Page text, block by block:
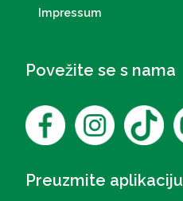
Impressum
Povežite se s nama
Preuzmite aplikaciju